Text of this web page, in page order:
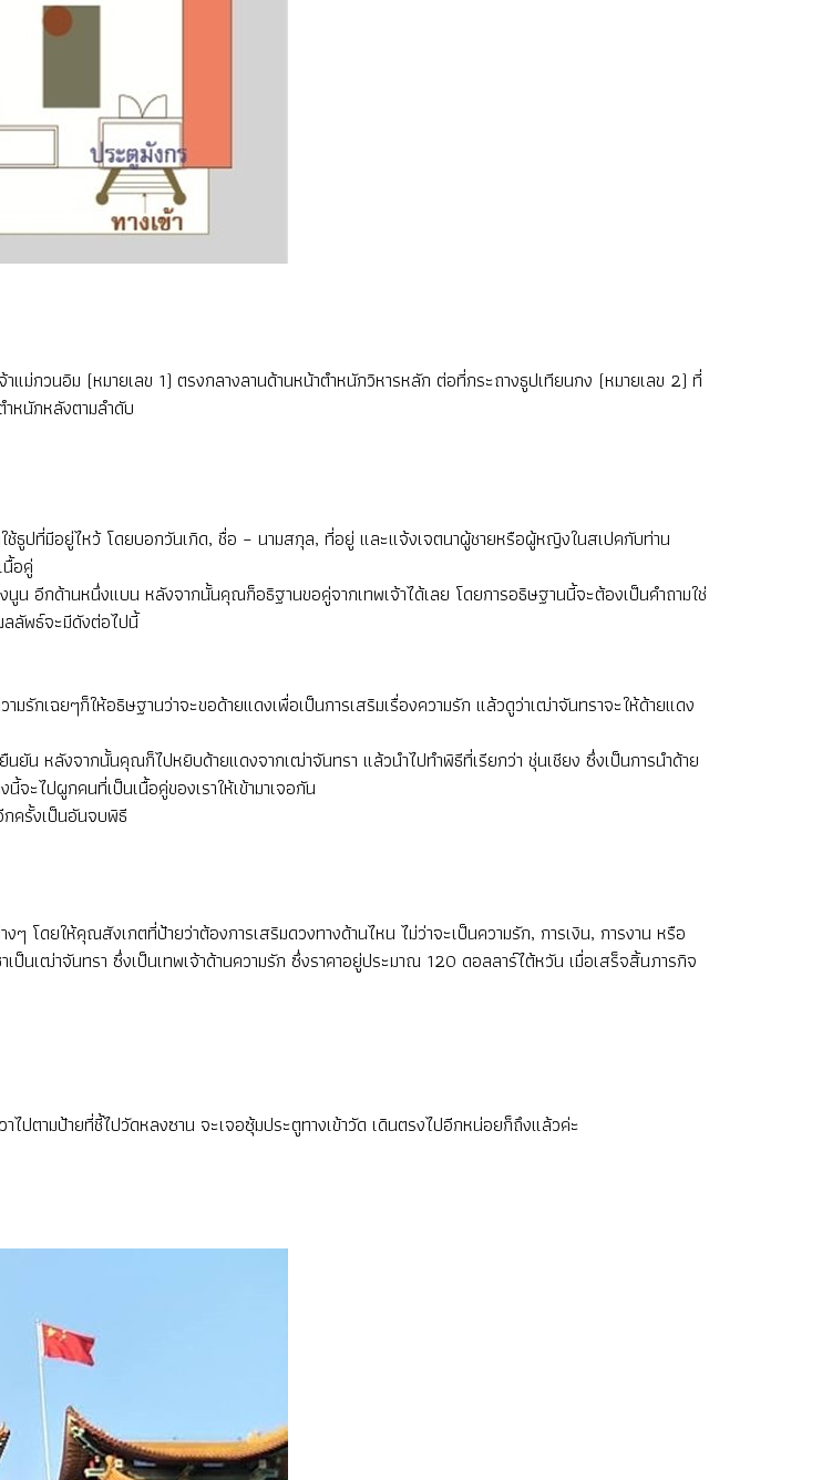
แม่กวนอิม (หมายเลข 1) ตรงกลางลานด้านหน้าตำหนักวิหารหลัก ต่อที่กระถางธูปเทียนกง (หมายเลข 2) ที่
หนักหลังตามลำดับ
ช้ธูปที่มีอยู่ไหว้ โดยบอกวันเกิด, ชื่อ – นามสกุล, ที่อยู่ และแจ้งเจตนาผู้ชายหรือผู้หญิงในสเปคกับท่าน
อคู่
น อีกด้านหนึ่งแบน หลังจากนั้นคุณก็อธิฐานขอคู่จากเทพเจ้าได้เลย โดยการอธิษฐานนี้จะต้องเป็นคำถามใช่
ลลัพธ์จะมีดังต่อไปนี้
กเฉยๆก็ให้อธิษฐานว่าจะขอด้ายแดงเพื่อเป็นการเสริมเรื่องความรัก แล้วดูว่าเฒ่าจันทราจะให้ด้ายแดง
ยัน หลังจากนั้นคุณก็ไปหยิบด้ายแดงจากเฒ่าจันทรา แล้วนำไปทำพิธีที่เรียกว่า ชุ่นเชียง ซึ่งเป็นการนำด้าย
ะไปผูกคนที่เป็นเนื้อคู่ของเราให้เข้ามาเจอกัน
ครั้งเป็นอันจบพิธี
โดยให้คุณสังเกตที่ป้ายว่าต้องการเสริมดวงทางด้านไหน ไม่ว่าจะเป็นความรัก, การเงิน, การงาน หรือ
เป็นเฒ่าจันทรา ซึ่งเป็นเทพเจ้าด้านความรัก ซึ่งราคาอยู่ประมาณ 120 ดอลลาร์ไต้หวัน เมื่อเสร็จสิ้นภารกิจ
ปตามป้ายที่ชี้ไปวัดหลงซาน จะเจอซุ้มประตูทางเข้าวัด เดินตรงไปอีกหน่อยก็ถึงแล้วค่ะ